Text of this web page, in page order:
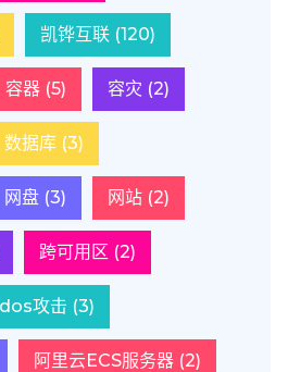
凯铧互联 (120)
容器 (5) 容灾 (2)
数据库 (3)
网盘 (3) 网站 (2)
跨可用区 (2)
攻击 (3)
阿里云ECS服务器 (2)